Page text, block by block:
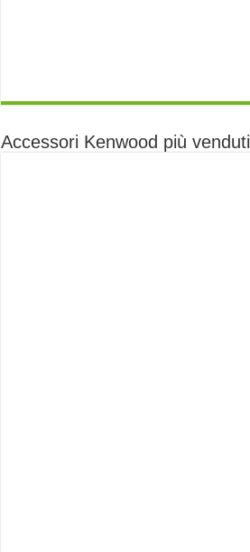
Accessori Kenwood più venduti